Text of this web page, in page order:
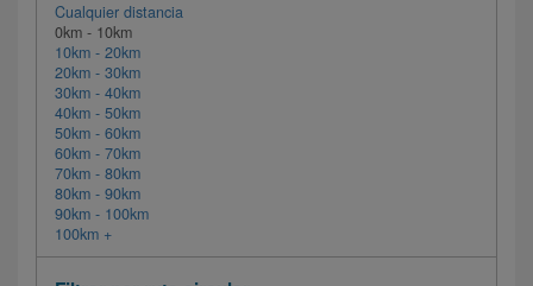
Cualquier distancia
0km - 10km
10km - 20km
20km - 30km
30km - 40km
40km - 50km
50km - 60km
60km - 70km
70km - 80km
80km - 90km
90km - 100km
100km +